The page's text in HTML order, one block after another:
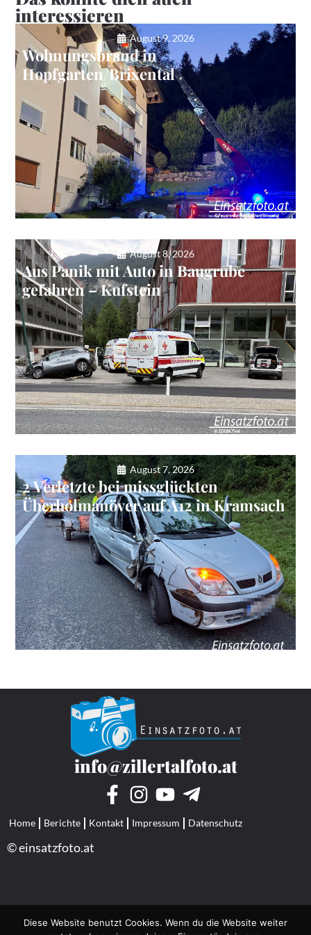
interessieren
August 9, 2026
Wohnungsbrand in
Hopfgarten/Brixental
August 8, 2026
Aus Panik mit Auto in Baugrube
gefahren – Kufstein
August 7, 2026
2 Verletzte bei missglückten
Überholmanöver auf A12 in Kramsach
info@zillertalfoto.at
Home Berichte Kontakt Impressum Datenschutz
© einsatzfoto.at
Diese Website benutzt Cookies. Wenn du die Website weiter